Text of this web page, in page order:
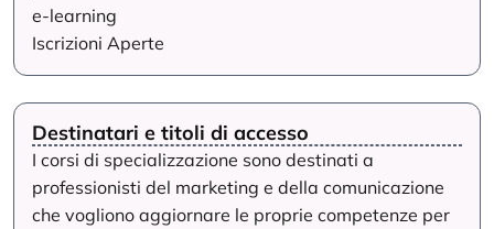
e-learning
Iscrizioni Aperte
Destinatari e titoli di accesso
I corsi di specializzazione sono destinati a
professionisti del marketing e della comunicazione
che vogliono aggiornare le proprie competenze per